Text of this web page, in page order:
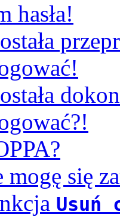
hasła!
się
Usuń